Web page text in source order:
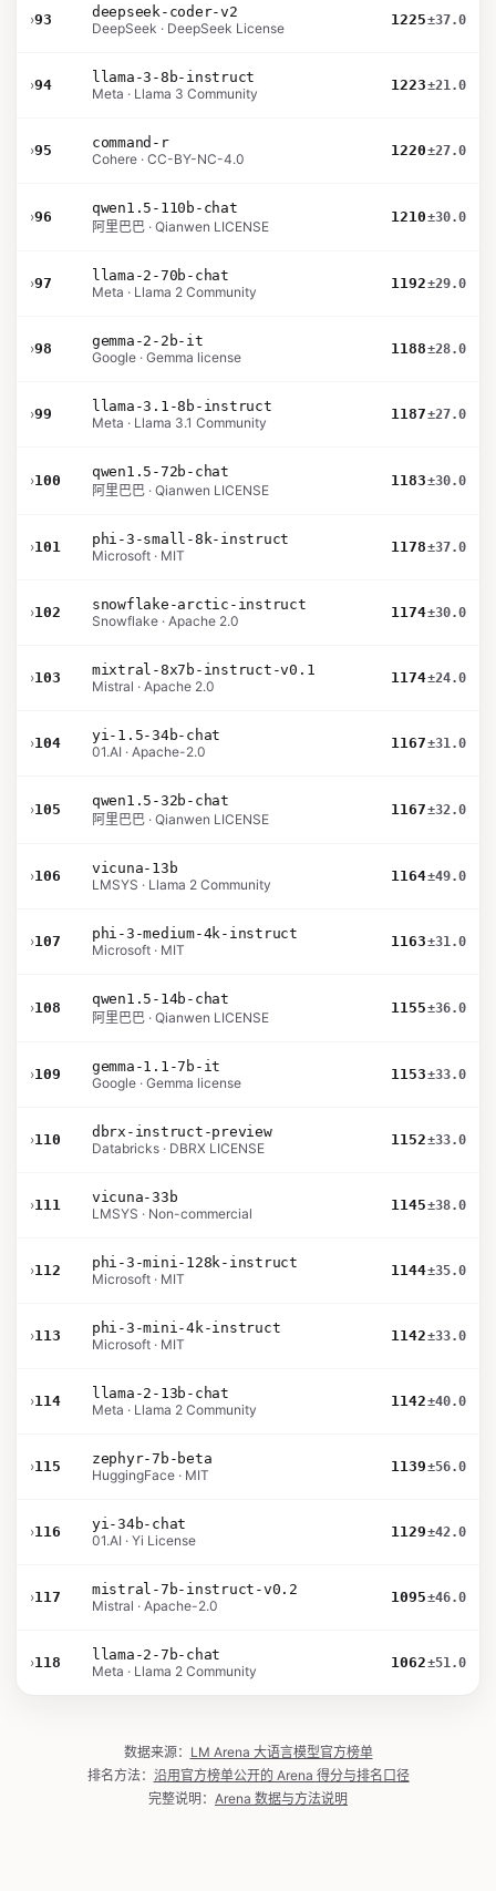
›93
deepseek-coder-v2
DeepSeek · DeepSeek License
1225±37.0
›94
llama-3-8b-instruct
Meta · Llama 3 Community
1223±21.0
›95
command-r
Cohere · CC-BY-NC-4.0
1220±27.0
›96
qwen1.5-110b-chat
阿里巴巴 · Qianwen LICENSE
1210±30.0
›97
llama-2-70b-chat
Meta · Llama 2 Community
1192±29.0
›98
gemma-2-2b-it
Google · Gemma license
1188±28.0
›99
llama-3.1-8b-instruct
Meta · Llama 3.1 Community
1187±27.0
›100
qwen1.5-72b-chat
阿里巴巴 · Qianwen LICENSE
1183±30.0
›101
phi-3-small-8k-instruct
Microsoft · MIT
1178±37.0
›102
snowflake-arctic-instruct
Snowflake · Apache 2.0
1174±30.0
›103
mixtral-8x7b-instruct-v0.1
Mistral · Apache 2.0
1174±24.0
›104
yi-1.5-34b-chat
01.AI · Apache-2.0
1167±31.0
›105
qwen1.5-32b-chat
阿里巴巴 · Qianwen LICENSE
1167±32.0
›106
vicuna-13b
LMSYS · Llama 2 Community
1164±49.0
›107
phi-3-medium-4k-instruct
Microsoft · MIT
1163±31.0
›108
qwen1.5-14b-chat
阿里巴巴 · Qianwen LICENSE
1155±36.0
›109
gemma-1.1-7b-it
Google · Gemma license
1153±33.0
›110
dbrx-instruct-preview
Databricks · DBRX LICENSE
1152±33.0
›111
vicuna-33b
LMSYS · Non-commercial
1145±38.0
›112
phi-3-mini-128k-instruct
Microsoft · MIT
1144±35.0
›113
phi-3-mini-4k-instruct
Microsoft · MIT
1142±33.0
›114
llama-2-13b-chat
Meta · Llama 2 Community
1142±40.0
›115
zephyr-7b-beta
HuggingFace · MIT
1139±56.0
›116
yi-34b-chat
01.AI · Yi License
1129±42.0
›117
mistral-7b-instruct-v0.2
Mistral · Apache-2.0
1095±46.0
›118
llama-2-7b-chat
Meta · Llama 2 Community
1062±51.0
数据来源： LM Arena 大语言模型官方榜单
排名方法： 沿用官方榜单公开的 Arena 得分与排名口径
完整说明： Arena 数据与方法说明